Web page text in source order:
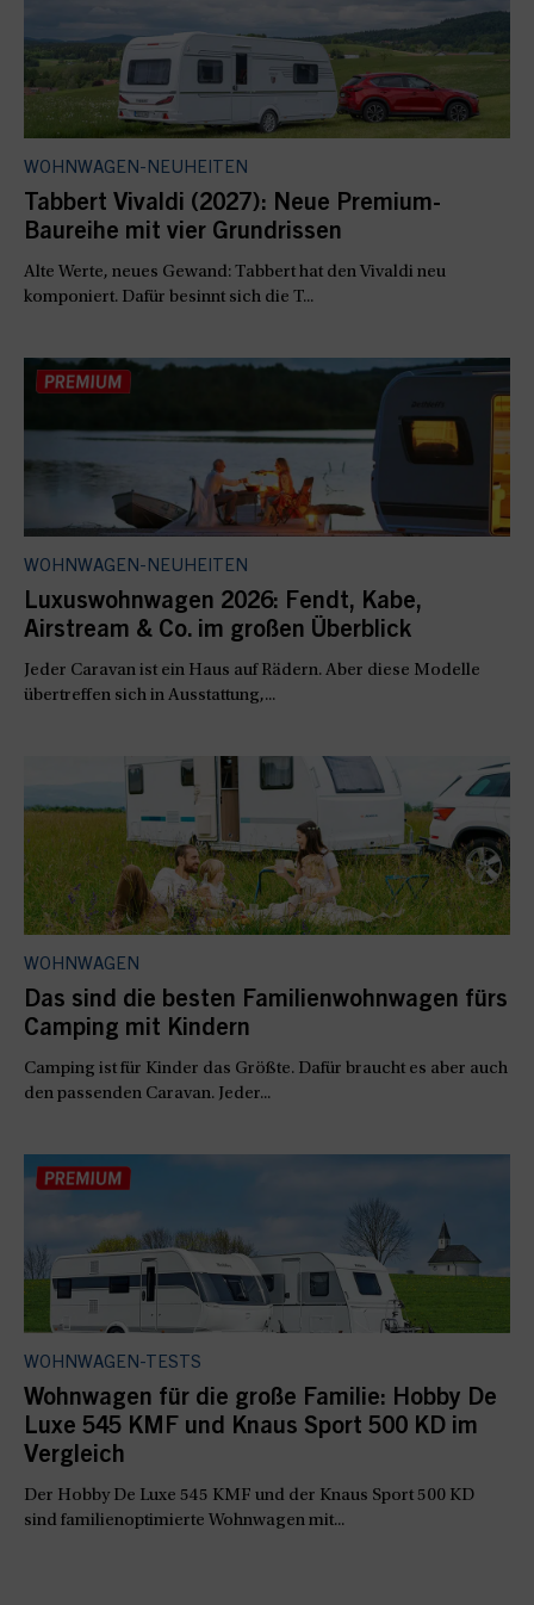
WOHNWAGEN-TESTS
Wohnwagen für die große Familie: Hobby De
Luxe 545 KMF und Knaus Sport 500 KD im
Vergleich
Der Hobby De Luxe 545 KMF und der Knaus Sport 500 KD
sind familienoptimierte Wohnwagen mit...
WOHNWAGEN
Das sind die besten Familienwohnwagen fürs
Camping mit Kindern
Camping ist für Kinder das Größte. Dafür braucht es aber auch
den passenden Caravan. Jeder...
WOHNWAGEN-NEUHEITEN
Luxuswohnwagen 2026: Fendt, Kabe,
Airstream & Co. im großen Überblick
Jeder Caravan ist ein Haus auf Rädern. Aber diese Modelle
übertreffen sich in Ausstattung,...
WOHNWAGEN-NEUHEITEN
Tabbert Vivaldi (2027): Neue Premium-
Baureihe mit vier Grundrissen
Alte Werte, neues Gewand: Tabbert hat den Vivaldi neu
komponiert. Dafür besinnt sich die T...